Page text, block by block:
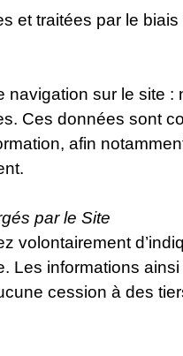
et traitées par le biais
sur le site :
Ces données sont
afin
par le Site
volontairement
informations ainsi
cession à des